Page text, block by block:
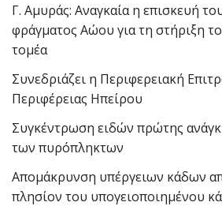
Γ. Αμυράς: Αναγκαία η επισκευή
φράγματος Αώου για τη στήριξη
τομέα
Συνεδριάζει η Περιφερειακή
Περιφέρειας Ηπείρου
Συγκέντρωση ειδών πρώτης
των πυρόπληκτων
Απομάκρυνση υπέργειων κάδων
πλησίον του υπογειοποιημένου